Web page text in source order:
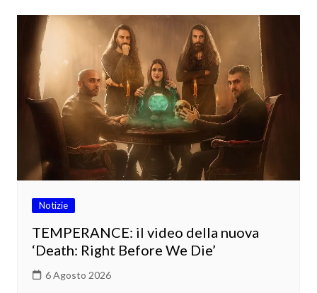
Notizie
TEMPERANCE: il video della nuova
‘Death: Right Before We Die’
6 Agosto 2026